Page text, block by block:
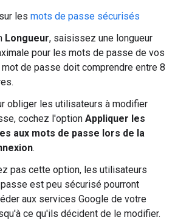
les mots de passe sécurisés
Longueur, saisissez une longueur
pour les mots de passe de vos
de passe doit comprendre entre 8
obliger les utilisateurs à modifier
cochez l'option Appliquer les
aux mots de passe lors de la
.
pas cette option, les utilisateurs
est peu sécurisé pourront
aux services Google de votre
ce qu'ils décident de le modifier.